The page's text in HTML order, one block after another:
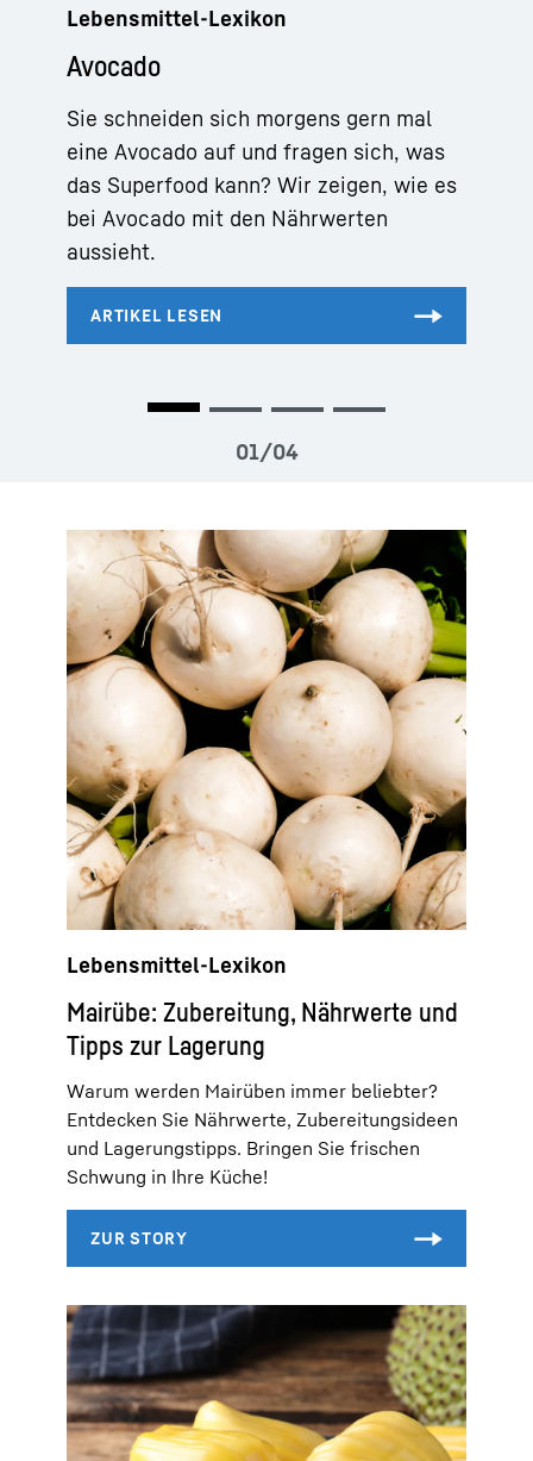
Lebensmittel-Lexikon
Avocado
Sie schneiden sich morgens gern mal
eine Avocado auf und fragen sich, was
das Superfood kann? Wir zeigen, wie es
bei Avocado mit den Nährwerten
aussieht.
Lebensmittel-Lexikon
Mairübe: Zubereitung, Nährwerte und
Tipps zur Lagerung
Warum werden Mairüben immer beliebter?
Entdecken Sie Nährwerte, Zubereitungsideen
und Lagerungstipps. Bringen Sie frischen
Schwung in Ihre Küche!